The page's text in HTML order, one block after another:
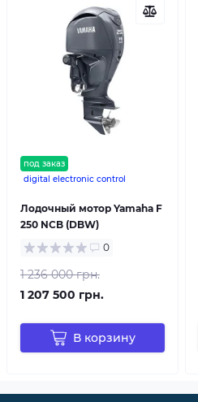
под заказ
digital electronic control
Лодочный мотор Yamaha F
250 NCB (DBW)
0
1 236 000 грн.
1 207 500 грн.
В корзину